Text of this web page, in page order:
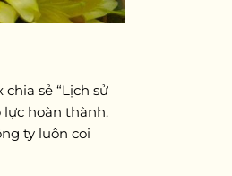
sẻ “Lịch sử
hoàn thành.
ty luôn coi